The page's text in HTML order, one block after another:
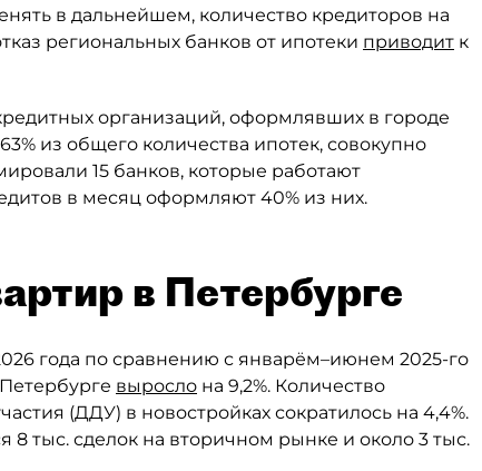
в дальнейшем, количество кредиторов на
региональных банков от ипотеки приводит к
организаций, оформлявших в городе
из общего количества ипотек, совокупно
15 банков, которые работают
в месяц оформляют 40% из них.
в Петербурге
года по сравнению с январём–июнем 2025-го
выросло на 9,2%. Количество
(ДДУ) в новостройках сократилось на 4,4%.
8 тыс. сделок на вторичном рынке и около 3 тыс.